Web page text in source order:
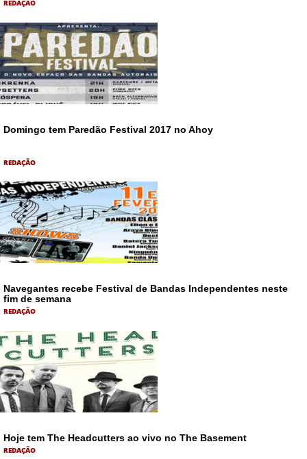
REDAÇÃO
Domingo tem Paredão Festival 2017 no Ahoy
REDAÇÃO
Navegantes recebe Festival de Bandas Independentes neste
fim de semana
REDAÇÃO
Hoje tem The Headcutters ao vivo no The Basement
REDAÇÃO